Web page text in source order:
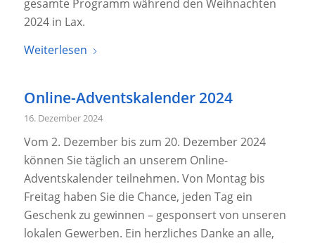
gesamte Programm während den Weihnachten
2024 in Lax.
Weiterlesen
Online-Adventskalender 2024
16. Dezember 2024
Vom 2. Dezember bis zum 20. Dezember 2024
können Sie täglich an unserem Online-
Adventskalender teilnehmen. Von Montag bis
Freitag haben Sie die Chance, jeden Tag ein
Geschenk zu gewinnen – gesponsert von unseren
lokalen Gewerben. Ein herzliches Danke an alle,